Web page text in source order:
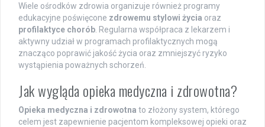
Wiele ośrodków zdrowia organizuje również programy
edukacyjne poświęcone zdrowemu stylowi życia oraz
profilaktyce chorób . Regularna współpraca z lekarzem i
aktywny udział w programach profilaktycznych mogą
znacząco poprawić jakość życia oraz zmniejszyć ryzyko
wystąpienia poważnych schorzeń.
Jak wygląda opieka medyczna i zdrowotna?
Opieka medyczna i zdrowotna to złożony system, którego
celem jest zapewnienie pacjentom kompleksowej opieki oraz